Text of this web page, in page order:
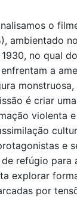
o
ambientado
no qual
a
é criar
violenta
e
refúgio para
explorar
por